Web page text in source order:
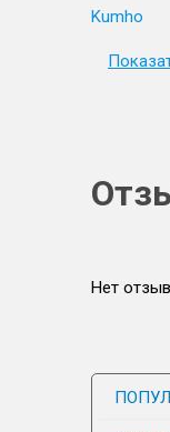
Kumho
Нет